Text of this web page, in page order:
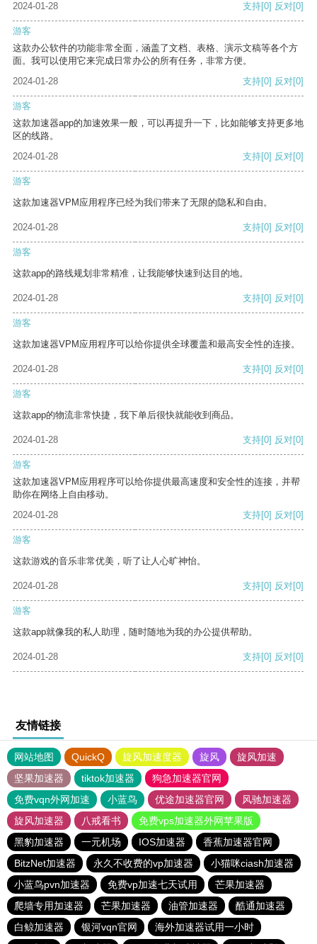
2024-01-28 支持[0] 反对[0]
游客
这款办公软件的功能非常全面，涵盖了文档、表格、演示文稿等各个方
面。我可以使用它来完成日常办公的所有任务，非常方便。
2024-01-28
支持[0] 反对[0]
游客
这款加速器app的加速效果一般，可以再提升一下，比如能够支持更多地
区的线路。
2024-01-28
支持[0] 反对[0]
游客
这款加速器VPM应用程序已经为我们带来了无限的隐私和自由。
2024-01-28 支持[0] 反对[0]
游客
这款app的路线规划非常精准，让我能够快速到达目的地。
2024-01-28 支持[0] 反对[0]
游客
这款加速器VPM应用程序可以给你提供全球覆盖和最高安全性的连接。
2024-01-28 支持[0] 反对[0]
游客
这款app的物流非常快捷，我下单后很快就能收到商品。
2024-01-28 支持[0] 反对[0]
游客
这款加速器VPM应用程序可以给你提供最高速度和安全性的连接，并帮
助你在网络上自由移动。
2024-01-28
支持[0] 反对[0]
游客
这款游戏的音乐非常优美，听了让人心旷神怡。
2024-01-28 支持[0] 反对[0]
游客
这款app就像我的私人助理，随时随地为我的办公提供帮助。
2024-01-28 支持[0] 反对[0]
友情链接
网站地图 QuickQ 旋风加速度器 旋风
旋风加速
坚果加速器
tiktok加速器
狗急加速器官网
免费vqn外网加速
小蓝鸟 优途加速器官网
风驰加速器
旋风加速器
八戒看书
免费vps加速器外网苹果版
黑豹加速器
一元机场 IOS加速器
香蕉加速器官网
BitzNet加速器
永久不收费的vp加速器
小猫咪ciash加速器
小蓝鸟pvn加速器
免费vp加速七天试用
芒果加速器
爬墙专用加速器
芒果加速器 油管加速器
酷通加速器
白鲸加速器
银河vqn官网
海外加速器试用一小时